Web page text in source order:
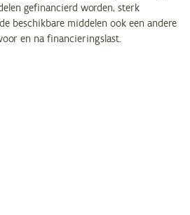
gefinancierd worden, sterk
beschikbare middelen ook een andere
en na financieringslast.